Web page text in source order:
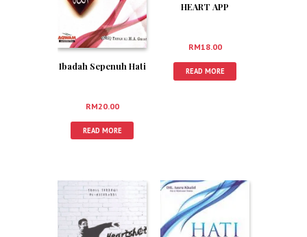
Ibadah Sepenuh Hati
RM20.00
READ MORE
HEART APP
RM18.00
READ MORE